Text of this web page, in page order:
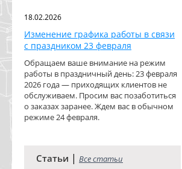
18.02.2026
Изменение графика работы в связи
с праздником 23 февраля
Обращаем ваше внимание на режим
работы в праздничный день: 23 февраля
2026 года — приходящих клиентов не
обслуживаем. Просим вас позаботиться
о заказах заранее. Ждем вас в обычном
режиме 24 февраля.
Статьи | Все статьи